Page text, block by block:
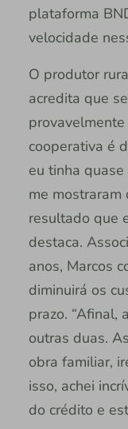
plataforma
velocidade
O produtor
acredita que
cooperativa é
eu tinha
me mostraram
resultado que
destaca.
anos, Marcos
diminuirá os
prazo. “Afinal,
outras duas.
obra familiar,
isso, achei
do crédito e